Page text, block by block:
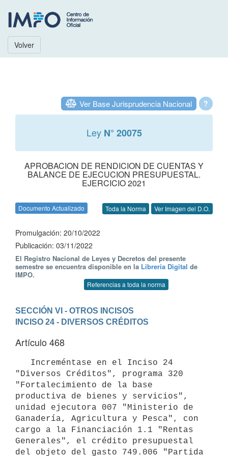
Volver
?
Ver Base Jurisprudencia Nacional
Ley N° 20075
APROBACION DE RENDICION DE CUENTAS Y
BALANCE DE EJECUCION PRESUPUESTAL.
EJERCICIO 2021
Documento Actualizado Toda la Norma Ver Imagen del D.O.
Promulgación: 20/10/2022
Publicación: 03/11/2022
El Registro Nacional de Leyes y Decretos del presente
semestre se encuentra disponible en la Librería Digital de
IMPO.
Referencias a toda la norma
SECCIÓN VI - OTROS INCISOS
INCISO 24 - DIVERSOS CRÉDITOS
Artículo 468
"Diversos Créditos", programa 320
"Fortalecimiento de la base
productiva de bienes y servicios",
unidad ejecutora 007 "Ministerio de
Ganadería, Agricultura y Pesca", con
cargo a la Financiación 1.1 "Rentas
Generales", el crédito presupuestal
del objeto del gasto 749.006 "Partida